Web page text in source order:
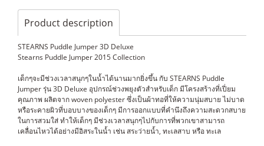
Product description
STEARNS Puddle Jumper 3D Deluxe
Stearns Puddle Jumper 2015 Collection
เด็กๆจะมีช่วงเวลาสนุกๆในน้ำได้นานมากยิ่งขึ้น กับ STEARNS Puddle
Jumper รุ่น 3D Deluxe อุปกรณ์ช่วงพยุงตัวสำหรับเด็ก มีโครงสร้างที่เปี่ยม
คุณภาพ ผลิตจาก woven polyester ซึ่งเป็นผ้าทอที่ให้ความนุ่มสบาย ไม่บาด
หรือระคายผิวที่บอบบางของเด็กๆ มีการออกแบบที่คำนึงถึงความสะดวกสบาย
ในการสวมใส่ ทำให้เด็กๆ มีช่วงเวลาสนุกๆไปกับการที่พวกเขาสามารถ
เคลื่อนไหวได้อย่างมีอิสระในน้ำ เช่น สระว่ายน้ำ, ทะเลสาบ หรือ ทะเล